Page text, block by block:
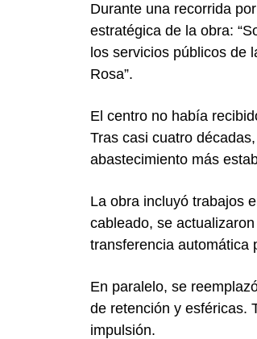
Durante una recorrida
estratégica de la obra:
los servicios públicos de
Rosa”.
El centro no había
Tras casi cuatro
abastecimiento más
La obra incluyó trabajos
cableado, se
transferencia automática
En paralelo, se
de retención y esféricas.
impulsión.